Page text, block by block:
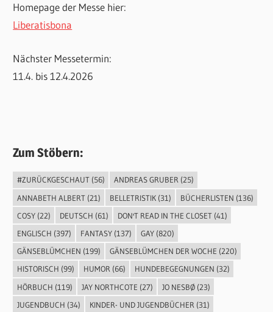
Homepage der Messe hier:
Liberatisbona
Nächster Messetermin:
11.4. bis 12.4.2026
Zum Stöbern:
#ZURÜCKGESCHAUT(56) ANDREAS GRUBER(25)
ANNABETH ALBERT(21) BELLETRISTIK(31) BÜCHERLISTEN (136)
COSY(22) DEUTSCH (61) DON'T READ IN THE CLOSET(41)
ENGLISCH (397) FANTASY(137) GAY(820)
GÄNSEBLÜMCHEN (199) GÄNSEBLÜMCHEN DER WOCHE (220)
HISTORISCH (99) HUMOR(66) HUNDEBEGEGNUNGEN (32)
HÖRBUCH (119) JAY NORTHCOTE (27) JO NESBØ(23)
JUGENDBUCH (34) KINDER- UND JUGENDBÜCHER (31)